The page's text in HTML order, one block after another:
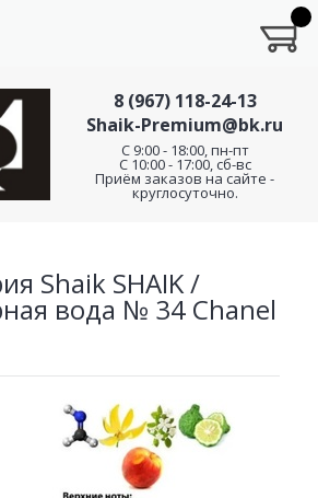
8 (967) 118-24-13
Shaik-Premium@bk.ru
C 9:00 - 18:00, пн-пт
С 10:00 - 17:00, сб-вс
Приём заказов на сайте -
круглосуточно.
Shaik SHAIK /
вода № 34 Chanel